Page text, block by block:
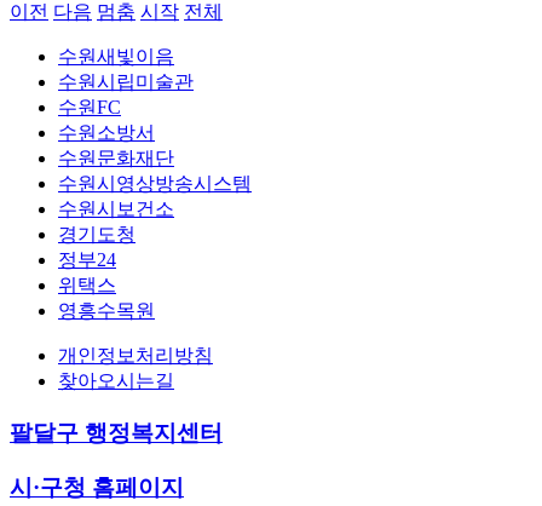
이전 다음 멈춤 시작 전체
수원새빛이음
수원시립미술관
수원FC
수원소방서
수원문화재단
수원시영상방송시스템
수원시보건소
경기도청
정부24
위택스
영흥수목원
개인정보처리방침
찾아오시는길
팔달구 행정복지센터
시·구청 홈페이지